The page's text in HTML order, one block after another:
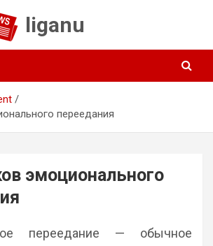
liganu
переедания
эмоционального
переедание — обычное